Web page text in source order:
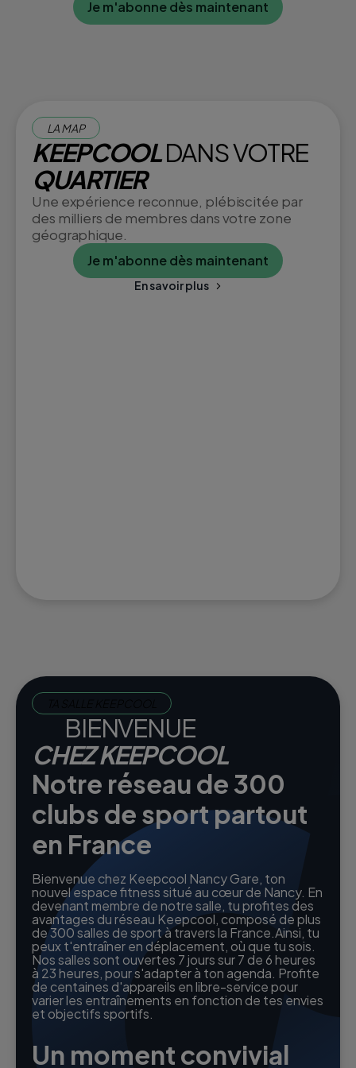
Je m'abonne dès maintenant
LA MAP
KEEPCOOLDANS VOTRE
QUARTIER
Une expérience reconnue, plébiscitée par
des milliers de membres dans votre zone
géographique.
Je m'abonne dès maintenant
En savoir plus
BIENVENUE
CHEZ KEEPCOOL
Notre réseau de 300
clubs de sport partout
en France
Bienvenue chez Keepcool Nancy Gare, ton
nouvel espace fitness situé au cœur de Nancy. En
devenant membre de notre salle, tu profites des
avantages du réseau Keepcool, composé de plus
de 300 salles de sport à travers la France.Ainsi, tu
peux t'entraîner en déplacement, où que tu sois.
Nos salles sont ouvertes 7 jours sur 7 de 6 heures
à 23 heures, pour s'adapter à ton agenda. Profite
de centaines d'appareils en libre-service pour
varier les entraînements en fonction de tes envies
et objectifs sportifs.
Un moment convivial